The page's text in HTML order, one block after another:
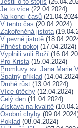
Je to více (22.04.2024)
Na konci časů
V tento čas (20.04.2024)
Zakořeněná jistota
V pevné jistotě
Přinést pokoj (17.04.2024)
Vyplnili vůli Boží
Pro Krista(15.04.2024)
Promluvy sv. Jana Marie
Špatný příklad
Druhé růst (13.04.2024)
Více útěchy (12.04.2024)
Celý den (11.04.2024)
Získává na kvalitě
Osobní chyby
Poklad (08.04.2024)